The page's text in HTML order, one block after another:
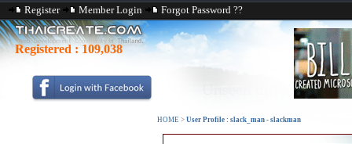
Register Member Login Forgot Password ??
Registered : 109,038
HOME > User Profile : slack_man - slackman